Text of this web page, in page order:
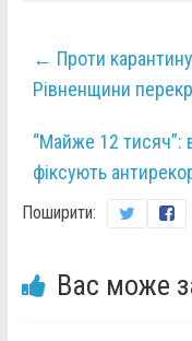
← Проти
Рівненщини
“Майже 12 тисяч”:
фіксують
Поширити:
Вас може